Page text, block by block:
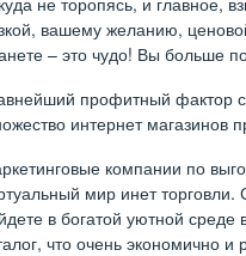
вашему желанию,
– это чудо! Вы больше
профитный фактор
интернет магазинов
компании по
мир инет
в богатой уютной среде
что очень экономично